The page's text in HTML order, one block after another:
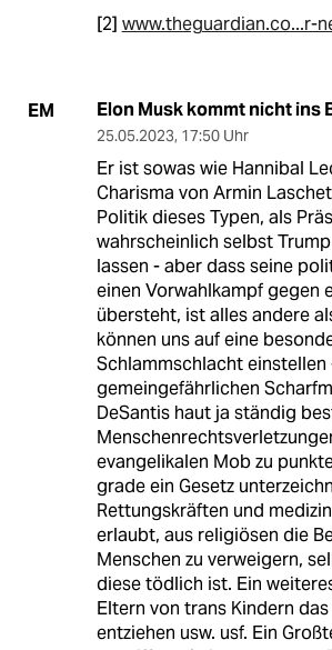
[2] www.theguardian.co...r-
EM Elon Musk kommt nicht ins
25.05.2023, 17:50 Uhr
Er ist sowas wie Hannibal
Charisma von Armin
Politik dieses Typen, als
wahrscheinlich selbst
lassen - aber dass seine
einen Vorwahlkampf gegen
übersteht, ist alles andere
können uns auf eine
Schlammschlacht einstellen
gemeingefährlichen
DeSantis haut ja ständig
evangelikalen Mob zu
grade ein Gesetz
Rettungskräften und
erlaubt, aus religiösen die
Menschen zu verweigern,
diese tödlich ist. Ein
Eltern von trans Kindern
entziehen usw. usf. Ein